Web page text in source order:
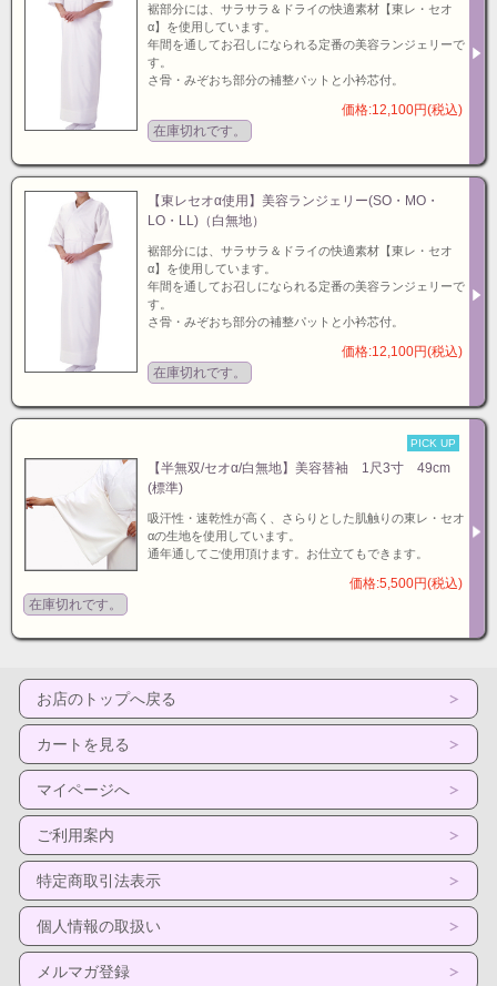
裾部分には、サラサラ＆ドライの快適素材【東レ・セオ
α】を使用しています。
年間を通してお召しになられる定番の美容ランジェリーで
す。
さ骨・みぞおち部分の補整パットと小衿芯付。
価格:12,100円(税込)
在庫切れです。
【東レセオα使用】美容ランジェリー(SO・MO・
LO・LL)（白無地）
裾部分には、サラサラ＆ドライの快適素材【東レ・セオ
α】を使用しています。
年間を通してお召しになられる定番の美容ランジェリーで
す。
さ骨・みぞおち部分の補整パットと小衿芯付。
価格:12,100円(税込)
在庫切れです。
PICK UP
【半無双/セオα/白無地】美容替袖 1尺3寸 49cm
(標準)
吸汗性・速乾性が高く、さらりとした肌触りの東レ・セオ
αの生地を使用しています。
通年通してご使用頂けます。お仕立てもできます。
価格:5,500円(税込)
在庫切れです。
お店のトップへ戻る
カートを見る
マイページへ
ご利用案内
特定商取引法表示
個人情報の取扱い
メルマガ登録